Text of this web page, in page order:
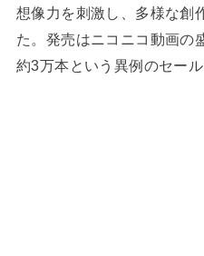
想像力を刺激し、多様な創
た。発売はニコニコ動画の
約3万本という異例のセー